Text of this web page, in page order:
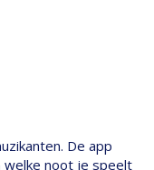
De app
noot je speelt